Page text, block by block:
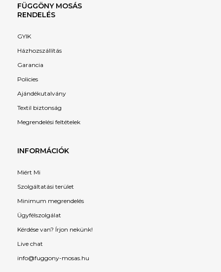
FÜGGÖNY MOSÁS
RENDELÉS
GYIK
Házhozszállítás
Garancia
Policies
Ajándékutalvány
Textil biztonság
Megrendelési feltételek
INFORMÁCIÓK
Miért Mi
Szolgáltatási terület
Minimum megrendelés
Ügyfélszolgálat
Kérdése van? Írjon nekünk!
Live chat
info@fuggony-mosas.hu